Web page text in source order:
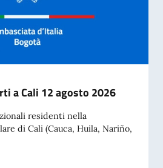
a Cali 12 agosto 2026
residenti nella
di Cali (Cauca, Huila, Nariño,